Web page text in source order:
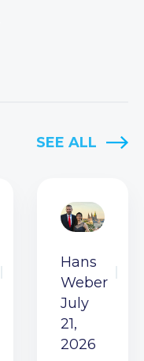
SEE ALL
Hans
Weber
July
21,
2026